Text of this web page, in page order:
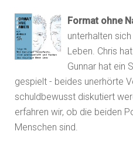
Format ohne
unterhalten
Leben. Chris
Gunnar hat ein
gespielt - beides unerhörte
schuldbewusst diskutiert
erfahren wir, ob die beiden
Menschen sind.